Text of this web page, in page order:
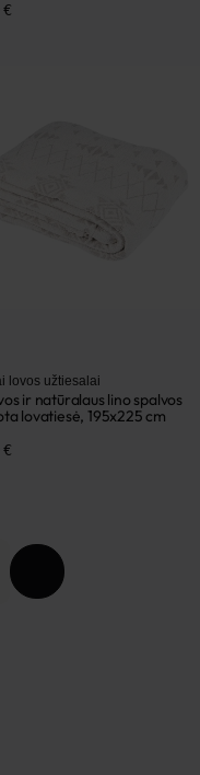
€
lovos užtiesalai
ir natūralaus lino spalvos
lovatiesė, 195x225 cm
€